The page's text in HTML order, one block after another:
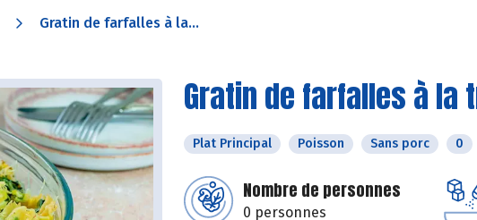
Gratin de farfalles à la...
Gratin de farfalles à la
Plat Principal Poisson Sans porc 0
Nombre de personnes
0 personnes